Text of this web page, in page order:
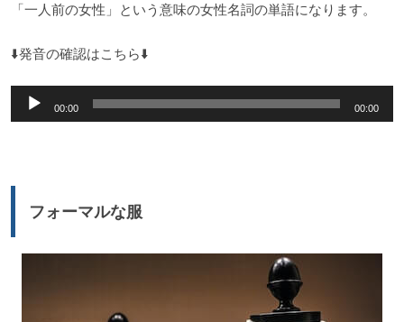
「一人前の女性」という意味の女性名詞の単語になります。
⬇️発音の確認はこちら⬇️
声
ー
00:00 00:00
フォーマルな服